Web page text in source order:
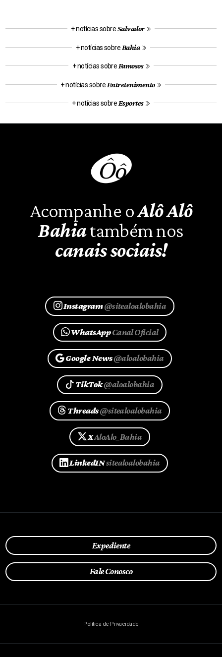
+ notícias sobreSalvador
+ notícias sobre Bahia
+ notícias sobre Famosos
+ notícias sobre Entretenimento
+ notícias sobre Esportes
Acompanhe oAlô Alô
Bahiatambém nos
canais sociais!
Instagram@sitealoalobahia
WhatsAppCanal Oficial
Google News@aloalobahia
TikTok@aloalobahia
Threads@sitealoalobahia
XAloAlo_Bahia
LinkedINsitealoalobahia
Expediente
Fale Conosco
Política de Privacidade